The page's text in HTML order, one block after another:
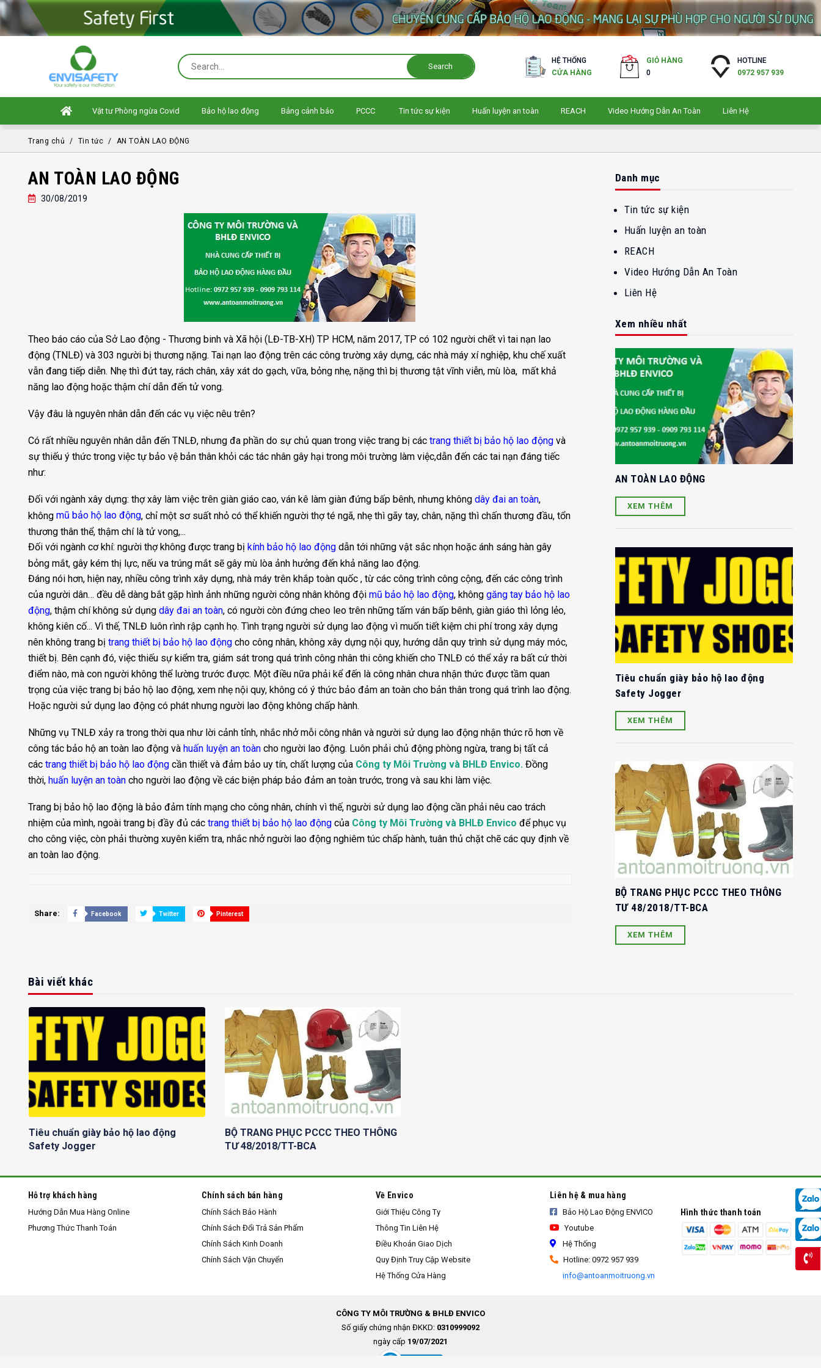
Search
HỆ THỐNG
CỬA HÀNG
GIỎ HÀNG
0
HOTLINE
0972 957 939
Vật tư Phòng ngừa Covid Bảo hộ lao động Bảng cảnh báo PCCC Tin tức sự kiện Huấn luyện an toàn REACH Video Hướng Dẫn An Toàn Liên Hệ
Trang chủ Tin tức AN TOÀN LAO ĐỘNG
AN TOÀN LAO ĐỘNG
30/08/2019
Theo báo cáo của Sở Lao động - Thương binh và Xã hội (LĐ-TB-XH) TP HCM, năm 2017, TP có 102 người chết vì tai nạn lao
động (TNLĐ) và 303 người bị thương nặng. Tai nạn lao động trên các công trường xây dựng, các nhà máy xí nghiệp, khu chế xuất
vẫn đang tiếp diễn. Nhẹ thì đứt tay, rách chân, xây xát do gạch, vữa, bỏng nhẹ, nặng thì bị thương tật vĩnh viễn, mù lòa, mất khả
năng lao động hoặc thậm chí dẫn đến tử vong.
Vậy đâu là nguyên nhân dẫn đến các vụ việc nêu trên?
Có rất nhiều nguyên nhân dẫn đến TNLĐ, nhưng đa phần do sự chủ quan trong việc trang bị các trang thiết bị bảo hộ lao độngvà
sự thiếu ý thức trong việc tự bảo vệ bản thân khỏi các tác nhân gây hại trong môi trường làm việc,dẫn đến các tai nạn đáng tiếc
như:
Đối với ngành xây dựng: thợ xây làm việc trên giàn giáo cao, ván kê làm giàn đứng bấp bênh, nhưng không dây đai an toàn,
không mũ bảo hộ lao động, chỉ một sơ suất nhỏ có thể khiến người thợ té ngã, nhẹ thì gãy tay, chân, nặng thì chấn thương đầu, tổn
thương thân thể, thậm chí là tử vong,...
Đối với ngành cơ khí: người thợ không được trang bị kính bảo hộ lao độngdẫn tới những vật sắc nhọn hoặc ánh sáng hàn gây
bỏng mắt, gây kém thị lực, nếu va trúng mắt sẽ gây mù lòa ảnh hưởng đến khả năng lao động.
Đáng nói hơn, hiện nay, nhiều công trình xây dựng, nhà máy trên khắp toàn quốc , từ các công trình công cộng, đến các công trình
của người dân… đều dễ dàng bắt gặp hình ảnh những người công nhân không đội mũ bảo hộ lao động, không găng tay bảo hộ lao
động, thậm chí không sử dụng dây đai an toàn, có người còn đứng cheo leo trên những tấm ván bấp bênh, giàn giáo thì lỏng lẻo,
không kiên cố... Vì thế, TNLĐ luôn rình rập cạnh họ. Tình trạng người sử dụng lao động vì muốn tiết kiệm chi phí trong xây dựng
nên không trang bị trang thiết bị bảo hộ lao độngcho công nhân, không xây dựng nội quy, hướng dẫn quy trình sử dụng máy móc,
thiết bị. Bên cạnh đó, việc thiếu sự kiểm tra, giám sát trong quá trình công nhân thi công khiến cho TNLĐ có thể xảy ra bất cứ thời
điểm nào, mà con người không thể lường trước được. Một điều nữa phải kể đến là công nhân chưa nhận thức được tầm quan
trọng của việc trang bị bảo hộ lao động, xem nhẹ nội quy, không có ý thức bảo đảm an toàn cho bản thân trong quá trình lao động.
Hoặc người sử dụng lao động có phát nhưng người lao động không chấp hành.
Những vụ TNLĐ xảy ra trong thời qua như lời cảnh tỉnh, nhắc nhở mỗi công nhân và người sử dụng lao động nhận thức rõ hơn về
công tác bảo hộ an toàn lao động và huấn luyện an toàncho người lao động. Luôn phải chủ động phòng ngừa, trang bị tất cả
các trang thiết bị bảo hộ lao độngcần thiết và đảm bảo uy tín, chất lượng của Công ty Môi Trường và BHLĐ Envico.Đồng
thời, huấn luyện an toàncho người lao động về các biện pháp bảo đảm an toàn trước, trong và sau khi làm việc.
Trang bị bảo hộ lao động là bảo đảm tính mạng cho công nhân, chính vì thế, người sử dụng lao động cần phải nêu cao trách
nhiệm của mình, ngoài trang bị đầy đủ các trang thiết bị bảo hộ lao độngcủa Công ty Môi Trường và BHLĐ Envico để phục vụ
cho công việc, còn phải thường xuyên kiểm tra, nhắc nhở người lao động nghiêm túc chấp hành, tuân thủ chặt chẽ các quy định về
an toàn lao động.
Share: Facebook Twitter Pinterest
Danh mục
Tin tức sự kiện
Huấn luyện an toàn
REACH
Video Hướng Dẫn An Toàn
Liên Hệ
Xem nhiều nhất
AN TOÀN LAO ĐỘNG
XEM THÊM
Tiêu chuẩn giày bảo hộ lao động
Safety Jogger
XEM THÊM
BỘ TRANG PHỤC PCCC THEO THÔNG
TƯ 48/2018/TT-BCA
XEM THÊM
Bài viết khác
Tiêu chuẩn giày bảo hộ lao động
Safety Jogger
BỘ TRANG PHỤC PCCC THEO THÔNG
TƯ 48/2018/TT-BCA
Liên hệ & mua hàng
Bảo Hộ Lao Động ENVICO
Youtube
Hệ Thống
Hotline: 0972 957 939
info@antoanmoitruong.vn
Hình thức thanh toán
Hỗ trợ khách hàng
Hướng Dẫn Mua Hàng Online
Phương Thức Thanh Toán
Chính sách bán hàng
Chính Sách Bảo Hành
Chính Sách Đổi Trả Sản Phẩm
Chính Sách Kinh Doanh
Chính Sách Vận Chuyển
Về Envico
Giới Thiệu Công Ty
Thông Tin Liên Hệ
Điều Khoản Giao Dịch
Quy Định Truy Cập Website
Hệ Thống Cửa Hàng
CÔNG TY MÔI TRƯỜNG & BHLĐ ENVICO
Số giấy chứng nhận ĐKKD: 0310999092
ngày cấp 19/07/2021